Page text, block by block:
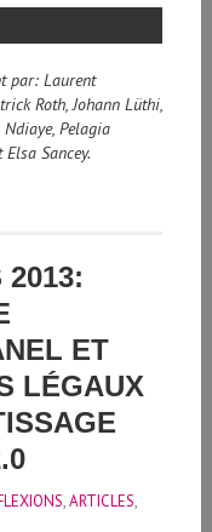
par: Laurent
Roth, Johann Lüthi,
Ndiaye, Pelagia
Sancey.
2013:
ET
LÉGAUX
,ARTICLES,